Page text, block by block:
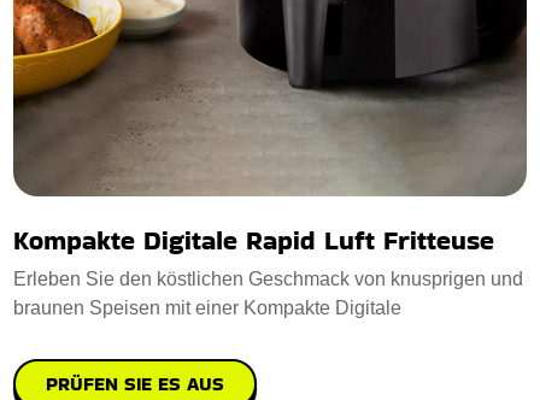
Kompakte Digitale Rapid Luft Fritteuse
Erleben Sie den köstlichen Geschmack von knusprigen und
braunen Speisen mit einer Kompakte Digitale
PRÜFEN SIE ES AUS